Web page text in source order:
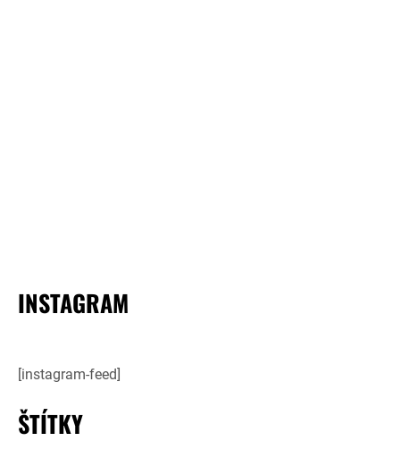
INSTAGRAM
[instagram-feed]
ŠTÍTKY